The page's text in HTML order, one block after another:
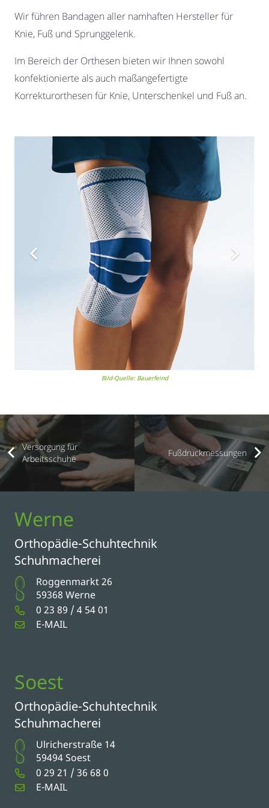
Wir führen Bandagen aller namhaften Hersteller für
Knie, Fuß und Sprunggelenk.
Im Bereich der Orthesen bieten wir Ihnen sowohl
konfektionierte als auch maßangefertigte
Korrekturorthesen für Knie, Unterschenkel und Fuß an.
Bild-Quelle: Bauerfeind
Versorgung für
Arbeitsschuhe
Fußdruckmessungen
Werne
Orthopädie-Schuhtechnik
Schuhmacherei
Roggenmarkt 26
59368 Werne
0 23 89 / 4 54 01
E-MAIL
Soest
Orthopädie-Schuhtechnik
Schuhmacherei
Ulricherstraße 14
59494 Soest
0 29 21 / 36 68 0
E-MAIL